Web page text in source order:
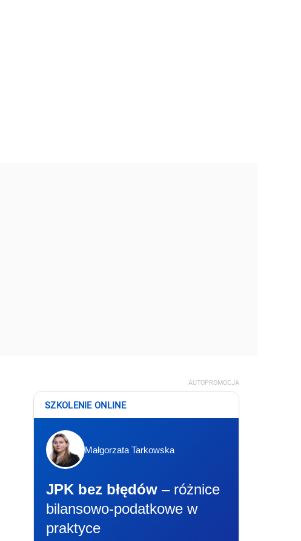
AUTOPROMOCJA
SZKOLENIE ONLINE
Małgorzata Tarkowska
JPK bez błędów – różnice
bilansowo-podatkowe w
praktyce